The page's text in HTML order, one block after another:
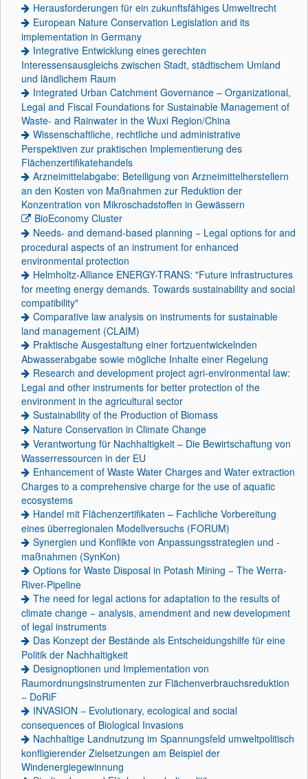
Herausforderungen für ein zukunftsfähiges Umweltrecht
European Nature Conservation Legislation and its
implementation in Germany
Integrative Entwicklung eines gerechten
Interessensausgleichs zwischen Stadt, städtischem Umland
und ländlichem Raum
Integrated Urban Catchment Governance – Organizational,
Legal and Fiscal Foundations for Sustainable Management of
Waste- and Rainwater in the Wuxi Region/China
Wissenschaftliche, rechtliche und administrative
Perspektiven zur praktischen Implementierung des
Flächenzertifikatehandels
Arzneimittelabgabe: Beteiligung von Arzneimittelherstellern
an den Kosten von Maßnahmen zur Reduktion der
Konzentration von Mikroschadstoffen in Gewässern
BioEconomy Cluster
Needs- and demand-based planning − Legal options for and
procedural aspects of an instrument for enhanced
environmental protection
Helmholtz-Alliance ENERGY-TRANS: "Future infrastructures
for meeting energy demands. Towards sustainability and social
compatibility"
Comparative law analysis on instruments for sustainable
land management (CLAIM)
Praktische Ausgestaltung einer fortzuentwickelnden
Abwasserabgabe sowie mögliche Inhalte einer Regelung
Research and development project agri-environmental law:
Legal and other instruments for better protection of the
environment in the agricultural sector
Sustainability of the Production of Biomass
Nature Conservation in Climate Change
Verantwortung für Nachhaltigkeit – Die Bewirtschaftung von
Wasserressourcen in der EU
Enhancement of Waste Water Charges and Water extraction
Charges to a comprehensive charge for the use of aquatic
ecosystems
Handel mit Flächenzertifikaten – Fachliche Vorbereitung
eines überregionalen Modellversuchs (FORUM)
Synergien und Konflikte von Anpassungsstrategien und -
maßnahmen (SynKon)
Options for Waste Disposal in Potash Mining − The Werra-
River-Pipeline
The need for legal actions for adaptation to the results of
climate change − analysis, amendment and new development
of legal instruments
Das Konzept der Bestände als Entscheidungshilfe für eine
Politik der Nachhaltigkeit
Designoptionen und Implementation von
Raumordnungsinstrumenten zur Flächenverbrauchsreduktion
− DoRiF
INVASION − Evolutionary, ecological and social
consequences of Biological Invasions
Nachhaltige Landnutzung im Spannungsfeld umweltpolitisch
konfligierender Zielsetzungen am Beispiel der
Windenergiegewinnung